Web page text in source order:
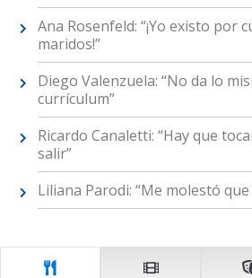
Ana Rosenfeld: “¡Yo existo por
maridos!”
Diego Valenzuela: “No da lo
currículum”
Ricardo Canaletti: “Hay que
salir”
Liliana Parodi: “Me molestó